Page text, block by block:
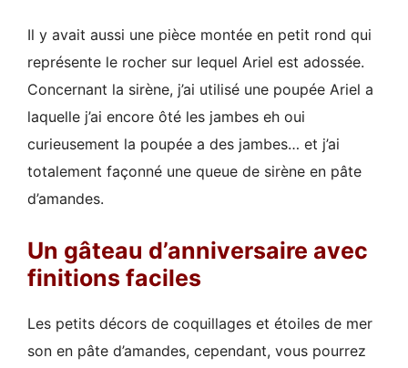
Il y avait aussi une pièce montée en petit rond qui
représente le rocher sur lequel Ariel est adossée.
Concernant la sirène, j’ai utilisé une poupée Ariel a
laquelle j’ai encore ôté les jambes eh oui
curieusement la poupée a des jambes… et j’ai
totalement façonné une queue de sirène en pâte
d’amandes.
Un gâteau d’anniversaire avec
finitions faciles
Les petits décors de coquillages et étoiles de mer
son en pâte d’amandes, cependant, vous pourrez